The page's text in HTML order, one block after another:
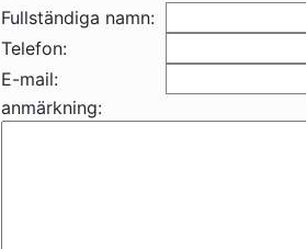
Fullständiga namn:
Telefon:
E-mail:
anmärkning: